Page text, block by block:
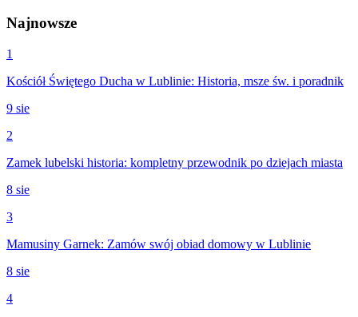
Najnowsze
1
Kościół Świętego Ducha w Lublinie: Historia, msze św. i poradnik
9 sie
2
Zamek lubelski historia: kompletny przewodnik po dziejach miasta
8 sie
3
Mamusiny Garnek: Zamów swój obiad domowy w Lublinie
8 sie
4